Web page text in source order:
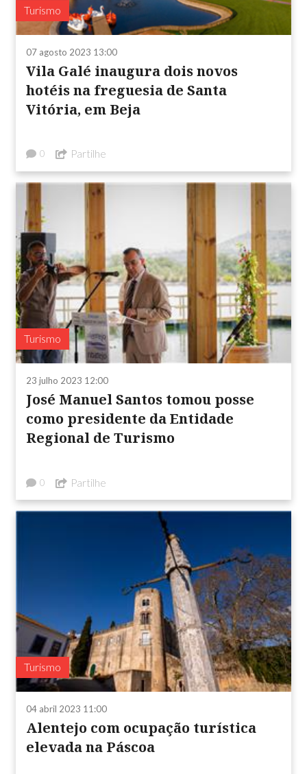
Turismo
07 agosto 2023 13:00
Vila Galé inaugura dois novos
hotéis na freguesia de Santa
Vitória, em Beja
0 Partilhe
Turismo
23 julho 2023 12:00
José Manuel Santos tomou posse
como presidente da Entidade
Regional de Turismo
0 Partilhe
Turismo
04 abril 2023 11:00
Alentejo com ocupação turística
elevada na Páscoa